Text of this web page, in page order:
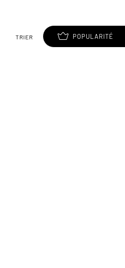
TRIER POPULARITÉ